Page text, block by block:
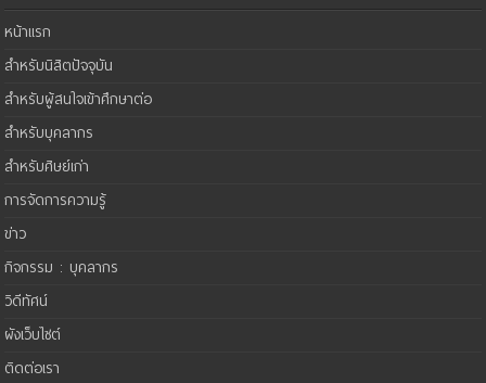
หน้าแรก
สำหรับนิสิตปัจจุบัน
สำหรับผู้สนใจเข้าศึกษาต่อ
สำหรับบุคลากร
สำหรับศิษย์เก่า
การจัดการความรู้
ข่าว
กิจกรรม : บุคลากร
วิดีทัศน์
ผังเว็บไซต์
ติดต่อเรา